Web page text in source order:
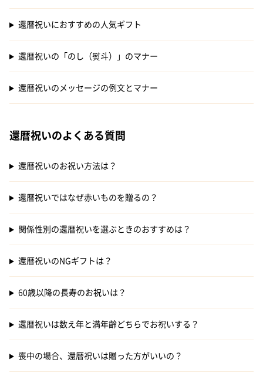
還暦祝いにおすすめの人気ギフト
還暦祝いの「のし（熨斗）」のマナー
還暦祝いのメッセージの例文とマナー
還暦祝いのよくある質問
還暦祝いのお祝い方法は？
還暦祝いではなぜ赤いものを贈るの？
関係性別の還暦祝いを選ぶときのおすすめは？
還暦祝いのNGギフトは？
60歳以降の長寿のお祝いは？
還暦祝いは数え年と満年齢どちらでお祝いする？
喪中の場合、還暦祝いは贈った方がいいの？